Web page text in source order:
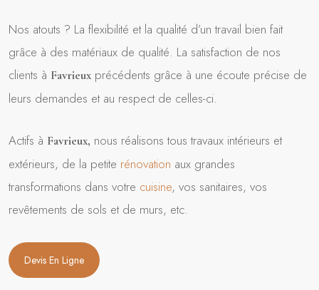
Nos atouts ? La flexibilité et la qualité d’un travail bien fait
grâce à des matériaux de qualité. La satisfaction de nos
clients à Favrieux précédents grâce à une écoute précise de
leurs demandes et au respect de celles-ci.
Actifs à Favrieux, nous réalisons tous travaux intérieurs et
extérieurs, de la petite rénovation aux grandes
transformations dans votre cuisine, vos sanitaires, vos
revêtements de sols et de murs, etc.
Devis En Ligne